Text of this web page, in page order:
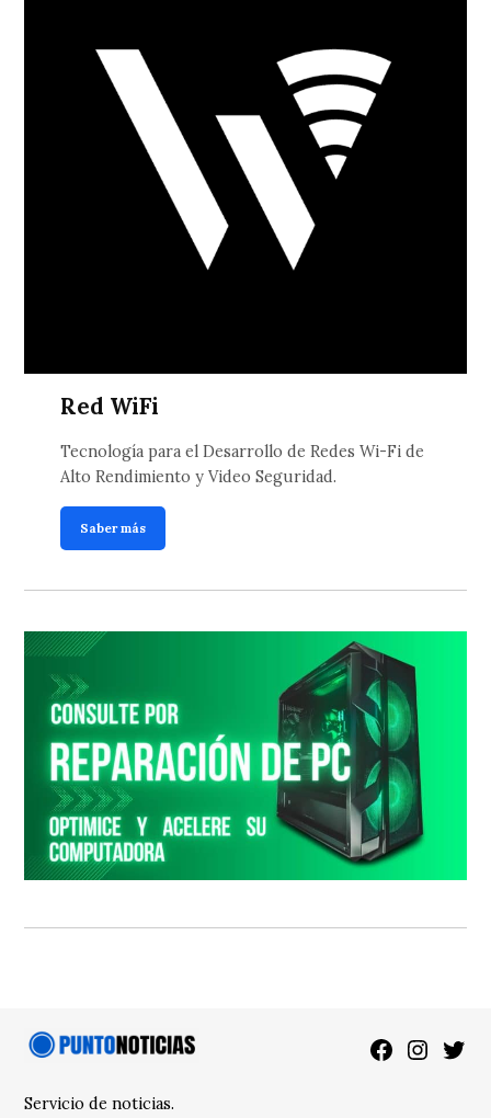
Red WiFi
Tecnología para el Desarrollo de Redes Wi-Fi de
Alto Rendimiento y Video Seguridad.
Saber más
Facebook
Servicio de noticias.